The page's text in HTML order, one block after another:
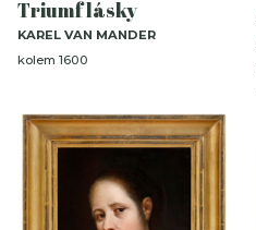
Triumf lásky
KAREL VAN MANDER
kolem 1600